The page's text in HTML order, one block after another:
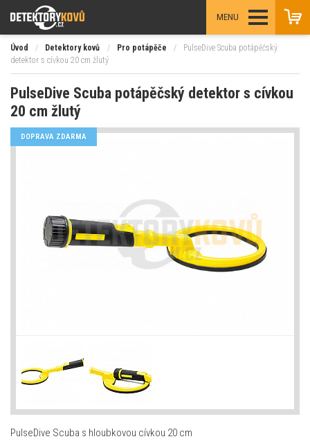
MENU
Úvod / Detektory kovů / Pro potápěče /
PulseDive Scuba potápěčský
detektor s cívkou 20 cm žlutý
PulseDive Scuba potápěčský detektor s cívkou
20 cm žlutý
DOPRAVA ZDARMA
PulseDive Scuba s hloubkovou cívkou 20 cm